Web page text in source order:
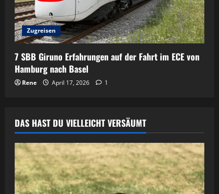
Zugreisen
7 SBB Giruno Erfahrungen auf der Fahrt im ECE von
Hamburg nach Basel
Rene April 17, 2026 1
DAS HAST DU VIELLEICHT VERSÄUMT